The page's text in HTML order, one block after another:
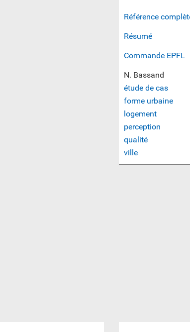
Référence
Résumé
Commande EPFL
N. Bassand
étude de cas
forme urbaine
logement
perception
qualité
ville